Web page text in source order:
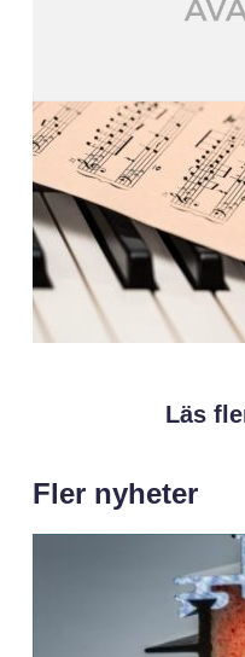
Läs
Fler nyheter